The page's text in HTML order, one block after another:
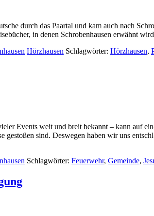
durch das Paartal und kam auch nach
in denen Schrobenhausen erwähnt
Hörzhausen Schlagwörter: Hörzhausen,
Events weit und breit bekannt – kann auf
sind. Deswegen haben wir uns
Schlagwörter: Feuerwehr, Gemeinde,